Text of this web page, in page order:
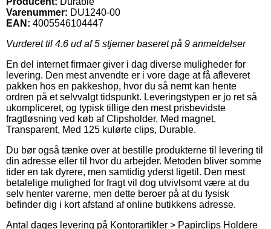
Varenummer: DU1240-00
EAN: 4005546104447
Vurderet til 4.6 ud af 5 stjerner baseret på 9 anmeldelser
En del internet firmaer giver i dag diverse muligheder for
levering. Den mest anvendte er i vore dage at få afleveret
pakken hos en pakkeshop, hvor du så nemt kan hente
ordren på et selvvalgt tidspunkt. Leveringstypen er jo ret så
ukompliceret, og typisk tillige den mest prisbevidste
fragtløsning ved køb af Clipsholder, Med magnet,
Transparent, Med 125 kulørte clips, Durable.
Du bør også tænke over at bestille produkterne til levering til
din adresse eller til hvor du arbejder. Metoden bliver somme
tider en tak dyrere, men samtidig yderst ligetil. Den mest
betalelige mulighed for fragt vil dog utvivlsomt være at du
selv henter varerne, men dette beroer på at du fysisk
befinder dig i kort afstand af online butikkens adresse.
Antal dages levering på Kontorartikler > Papirclips Holdere